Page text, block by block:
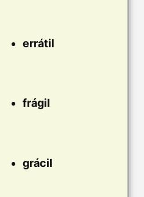
errátil
frágil
grácil